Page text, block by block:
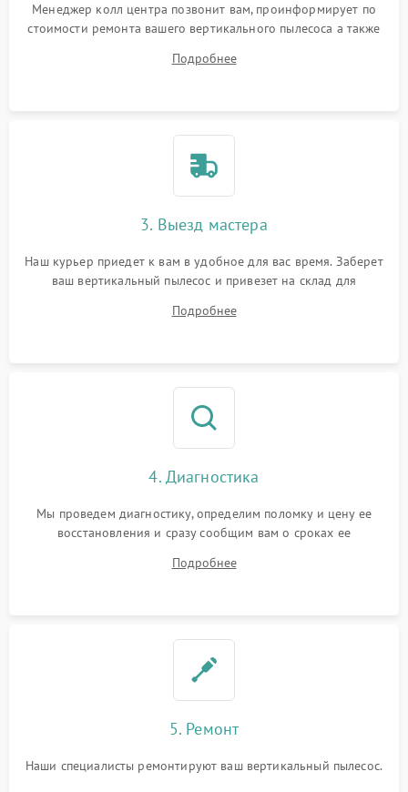
Менеджер колл центра позвонит вам, проинформирует по
стоимости ремонта вашего вертикального пылесоса а также
Подробнее
3. Выезд мастера
Наш курьер приедет к вам в удобное для вас время. Заберет
ваш вертикальный пылесос и привезет на склад для
Подробнее
4. Диагностика
Мы проведем диагностику, определим поломку и цену ее
восстановления и сразу сообщим вам о сроках ее
Подробнее
5. Ремонт
Наши специалисты ремонтируют ваш вертикальный пылесос.